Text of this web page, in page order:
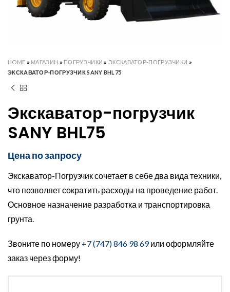
HOME » МАГАЗИН » ПОГРУЗЧИКИ » ЭКСКАВАТОР-ПОГРУЗЧИКИ »
ЭКСКАВАТОР-ПОГРУЗЧИК SANY BHL75
Экскаватор-погрузчик
SANY BHL75
Цена по запросу
Экскаватор-Погрузчик сочетает в себе два вида техники,
что позволяет сократить расходы на проведение работ.
Основное назначение разработка и транспортировка
грунта.
Звоните по номеру +7 (747) 846 98 69или оформляйте
заказ через форму!